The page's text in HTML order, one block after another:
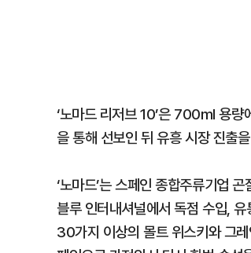
‘노마드 리저브 10’은 700ml 용
을 통해 선보인 뒤 유흥 시장 진출
‘노마드’는 스페인 종합주류기업
블루 인터내셔널에서 독점 수입,
30가지 이상의 몰트 위스키와 그